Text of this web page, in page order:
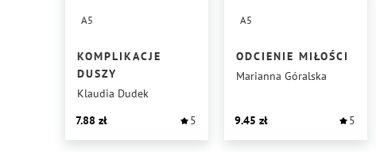
A5
KOMPLIKACJE
DUSZY
Klaudia Dudek
7.88
5
A5
ODCIENIE MIŁOŚCI
Marianna Góralska
9.45 5